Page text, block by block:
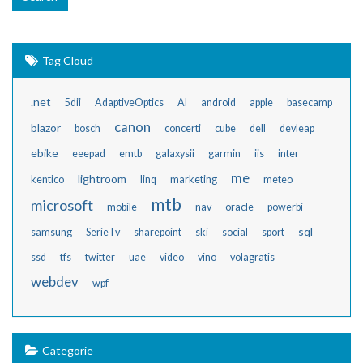
Tag Cloud
.net 5dii AdaptiveOptics AI android apple basecamp
blazor bosch canon concerti cube dell devleap
ebike eeepad emtb galaxysii garmin iis inter
kentico lightroom linq marketing me meteo
microsoft mobile mtb nav oracle powerbi
samsung SerieTv sharepoint ski social sport sql
ssd tfs twitter uae video vino volagratis
webdev wpf
Categorie